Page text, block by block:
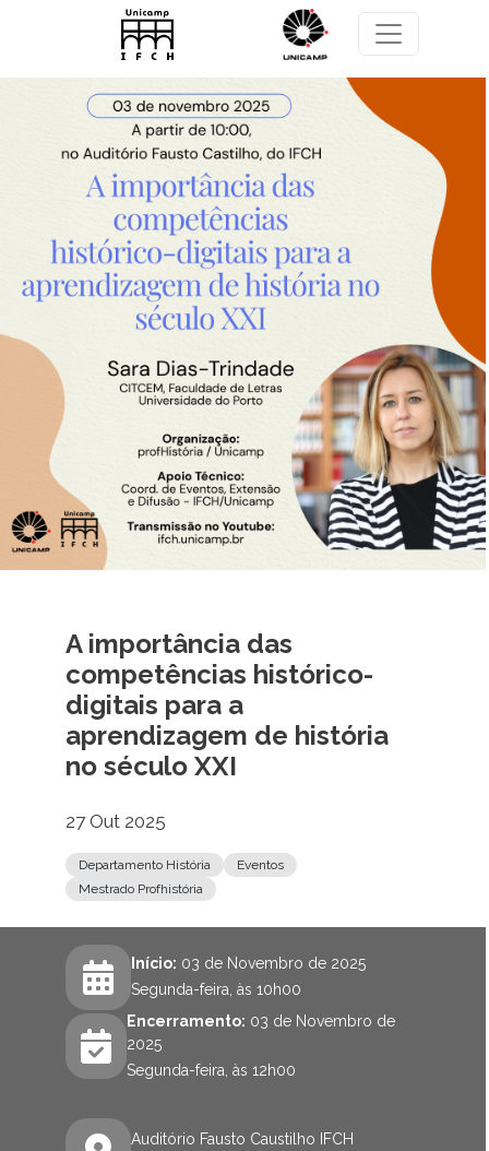
Pular para o conteúdo principal
A importância das
competências histórico-
digitais para a
aprendizagem de história
no século XXI
27 Out 2025
Departamento História
Eventos
Mestrado Profhistória
Início: 03 de Novembro de 2025
Segunda-feira, às 10h00
Encerramento: 03 de Novembro de
2025
Segunda-feira, às 12h00
Auditório Fausto Caustilho IFCH